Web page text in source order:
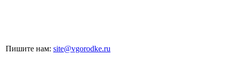
Пишите нам: site@vgorodke.ru